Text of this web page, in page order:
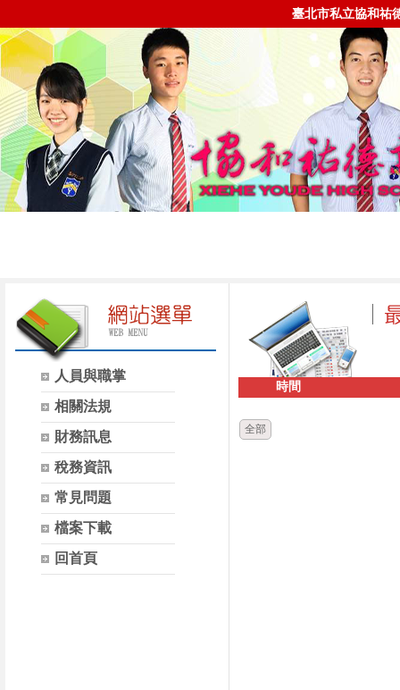
臺北市私立協和祐
人員與職掌
相關法規
財務訊息
稅務資訊
常見問題
檔案下載
回首頁
時間
全部